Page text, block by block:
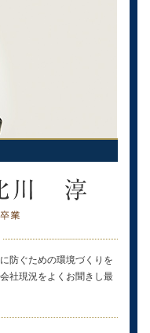
防ぐための環境づくりを
社現況をよくお聞きし最